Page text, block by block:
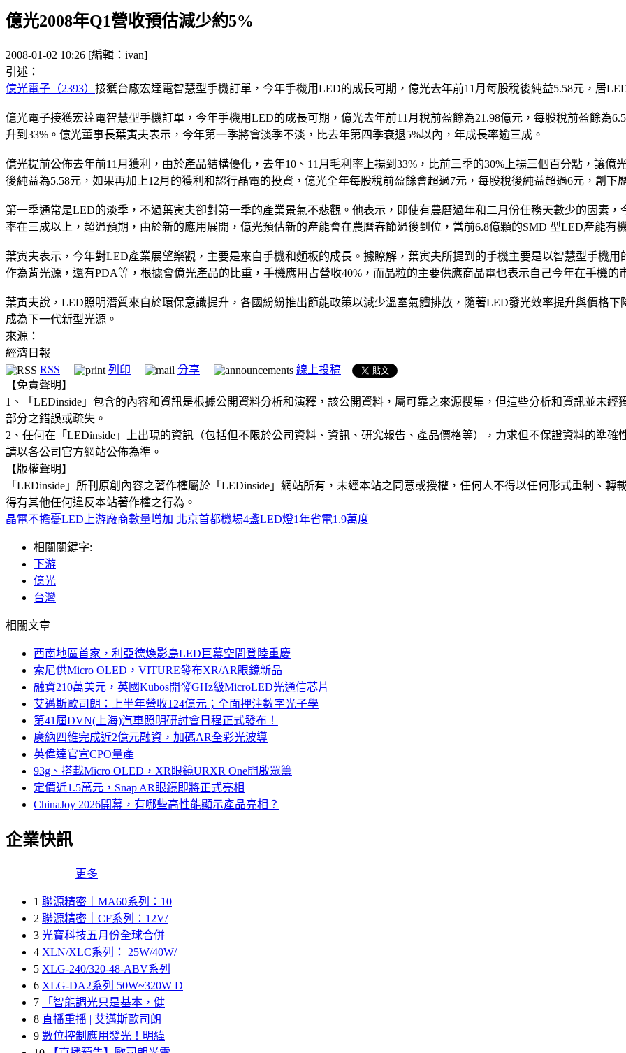
億光2008年Q1營收預估減少約5%
2008-01-02 10:26 [編輯：ivan]
引述：
億光電子（2393） 接獲台廠宏達電智慧型手機訂單，今年手機用LED的成長可期，億光去年前11月每股稅後純益5.58元，居
億光電子接獲宏達電智慧型手機訂單，今年手機用LED的成長可期，億光去年前11月稅前盈餘為21.98億元，每股稅前盈餘為
升到33%。億光董事長葉寅夫表示，今年第一季將會淡季不淡，比去年第四季衰退5%以內，年成長率逾三成。
億光提前公佈去年前11月獲利，由於產品結構優化，去年10、11月毛利率上揚到33%，比前三季的30%上揚三個百分點，讓億
後純益為5.58元，如果再加上12月的獲利和認行晶電的投資，億光全年每股稅前盈餘會超過7元，每股稅後純益超過6元，創下
第一季通常是LED的淡季，不過葉寅夫卻對第一季的產業景氣不悲觀。他表示，即使有農曆過年和二月份任務天數少的因素
率在三成以上，超過預期，由於新的應用展開，億光預估新的產能會在農曆春節過後到位，當前6.8億顆的SMD 型LED產能有
葉寅夫表示，今年對LED產業展望樂觀，主要是來自手機和麵板的成長。據瞭解，葉寅夫所提到的手機主要是以智慧型手機
作為背光源，還有PDA等，根據會億光產品的比重，手機應用占營收40%，而晶粒的主要供應商晶電也表示自己今年在手機的
葉寅夫說，LED照明潛質來自於環保意識提升，各國紛紛推出節能政策以減少溫室氣體排放，隨著LED發光效率提升與價格
成為下一代新型光源。
來源：
經濟日報
RSS
列印 分享
線上投稿
【免責聲明】
1、「LEDinside」包含的內容和資訊是根據公開資料分析和演釋，該公開資料，屬可靠之來源搜集，但這些分析和資訊並未
部分之錯誤或疏失。
2、任何在「LEDinside」上出現的資訊（包括但不限於公司資料、資訊、研究報告、產品價格等），力求但不保證資料的準
請以各公司官方網站公佈為準。
【版權聲明】
「LEDinside」所刊原創內容之著作權屬於「LEDinside」網站所有，未經本站之同意或授權，任何人不得以任何形式重制、
得有其他任何違反本站著作權之行為。
晶電不擔憂LED上游廠商數量增加 北京首都機場4盞LED燈1年省電1.9萬度
相關關鍵字:
下游
億光
台灣
相關文章
西南地區首家，利亞德煥影島LED巨幕空間登陸重慶
索尼供Micro OLED，VITURE發布XR/AR眼鏡新品
融資210萬美元，英國Kubos開發GHz級MicroLED光通信芯片
艾邁斯歐司朗：上半年營收124億元；全面押注數字光子學
第41屆DVN(上海)汽車照明研討會日程正式發布！
廣納四維完成近2億元融資，加碼AR全彩光波導
英偉達官宣CPO量產
93g、搭載Micro OLED，XR眼鏡URXR One開啟眾籌
定價近1.5萬元，Snap AR眼鏡即將正式亮相
ChinaJoy 2026開幕，有哪些高性能顯示產品亮相？
企業快訊
更多
1 聯源精密｜MA60系列：10
2 聯源精密｜CF系列：12V/
3 光寶科技五月份全球合併
4 XLN/XLC系列： 25W/40W/
5 XLG-240/320-48-ABV系列
6 XLG-DA2系列 50W~320W D
7
「智能調光只是基本，健
8 直播重播 | 艾邁斯歐司朗
9 數位控制應用發光！明緯